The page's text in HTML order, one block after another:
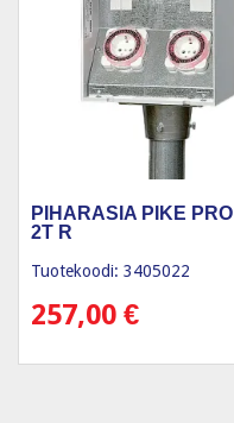
PIHARASIA PIKE PRO
2T R
Tuotekoodi: 3405022
257,00 €